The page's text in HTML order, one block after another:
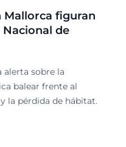
Mallorca figuran
de
alerta sobre la
balear frente al
la pérdida de hábitat.